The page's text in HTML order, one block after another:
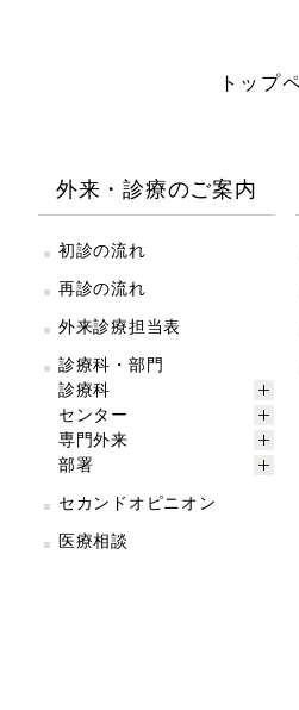
トップ
外来・診療のご案内
初診の流れ
再診の流れ
外来診療担当表
診療科・部門
診療科
センター
専門外来
部署
セカンドオピニオン
医療相談